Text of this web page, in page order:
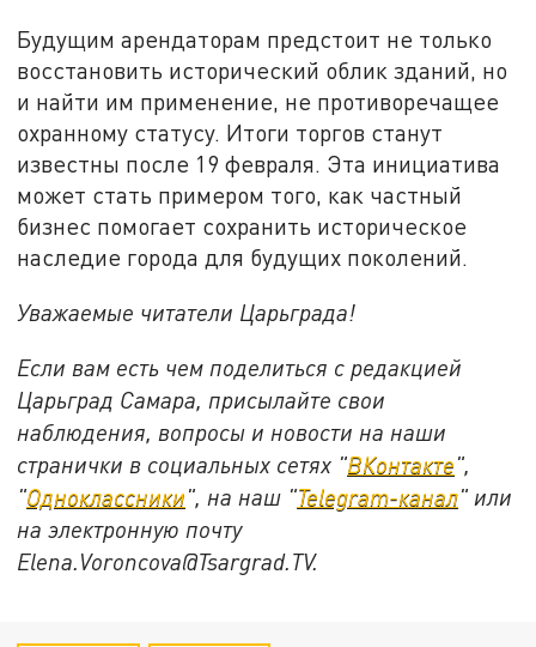
Будущим арендаторам предстоит не только
восстановить исторический облик зданий, но
и найти им применение, не противоречащее
охранному статусу. Итоги торгов станут
известны после 19 февраля. Эта инициатива
может стать примером того, как частный
бизнес помогает сохранить историческое
наследие города для будущих поколений.
Уважаемые читатели Царьграда!
Если вам есть чем поделиться с редакцией
Царьград Самара, присылайте свои
наблюдения, вопросы и новости на наши
странички в социальных сетях "ВКонтакте",
"Одноклассники", на наш "Telegram-канал" или
на электронную почту
Elena.Voroncova@Tsargrad.TV.